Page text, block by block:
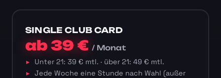
SINGLE CLUB CARD
ab 39 €/ Monat
Unter 21: 39 € mtl. · über 21: 49 € mtl.
Jede Woche eine Stunde nach Wahl (außer